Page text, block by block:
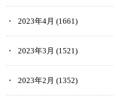
2023年4月 (1661)
2023年3月 (1521)
2023年2月 (1352)